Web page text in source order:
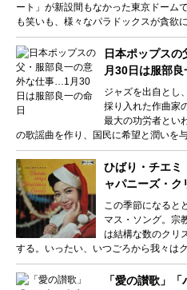
ート」が新設間もなかった東京ドーム
も笑いも、様々なパラドックスが貪欲
日本ポップス
月30日は服部良
ジャズを出自とし
採り入れた作曲家
最大の功労者とい
の歌謡曲を作り、国民に希望と潤いを
ひばり・チエミ
ャパニーズ・ク
この季節になると
マス・ソング。宗
は結構な数のクリ
する。いったい、いつごろから我々は
「愛の讃歌」